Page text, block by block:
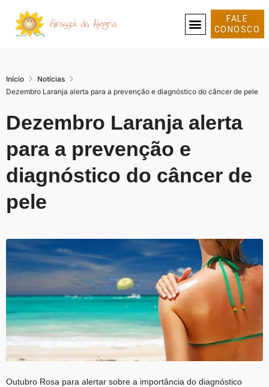
FALE
CONOSCO
Início
Notícias
Dezembro Laranja alerta para a prevenção e diagnóstico do câncer de pele
Dezembro Laranja alerta
para a prevenção e
diagnóstico do câncer de
pele
Outubro Rosa para alertar sobre a importância do diagnóstico